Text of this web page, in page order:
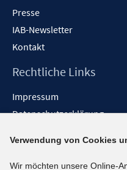
Presse
IAB-Newsletter
Kontakt
Rechtliche Links
Impressum
Datenschutzerklärung
Barrieren melden
Verwendung von Cookies
Wir möchten unsere Online-